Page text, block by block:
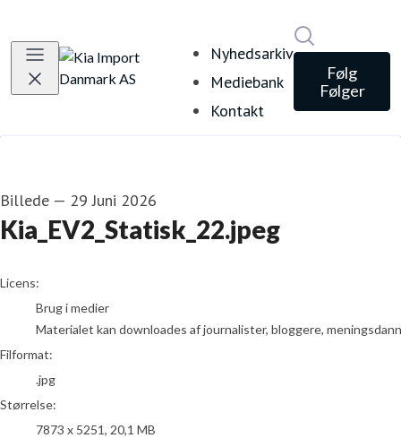
Nyhedsarkiv
Mediebank
Kontakt
Følg
Følger
Billede — 29 Juni 2026
Kia_EV2_Statisk_22.jpeg
go to media item
Licens:
Brug i medier
Materialet kan downloades af journalister, bloggere,
Filformat:
.jpg
Størrelse:
7873 x 5251, 20,1 MB